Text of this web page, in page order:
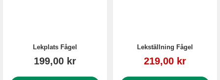
Lekplats Fågel
199,00 kr
Lekställning Fågel
Reapris
219,00 kr